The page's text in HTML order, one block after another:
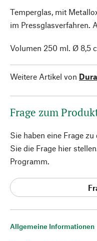
Allgemeine Informationen
Temperglas, mit
im Pressglasverfahren.
Volumen 250 ml. Ø 8,5
Weitere Artikel von
Frage zum
Sie haben eine Frage
Sie die Frage hier
Programm.